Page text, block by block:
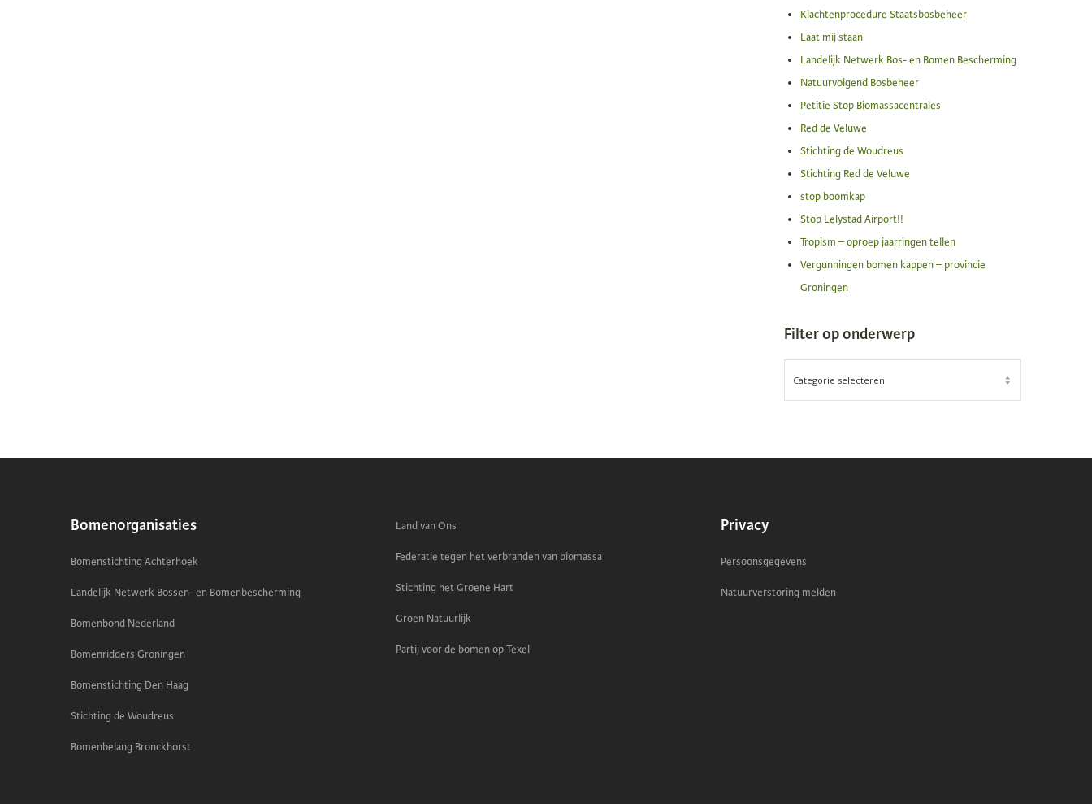
Klachtenprocedure Staatsbosbeheer
Laat mij staan
Landelijk Netwerk Bos- en Bomen Bescherming
Natuurvolgend Bosbeheer
Petitie Stop Biomassacentrales
Red de Veluwe
Stichting de Woudreus
Stichting Red de Veluwe
stop boomkap
Stop Lelystad Airport!!
Tropism – oproep jaarringen tellen
Vergunningen bomen kappen – provincie
Groningen
Filter op onderwerp
FILTER
ONDERWERP
Bomenorganisaties
Bomenstichting Achterhoek
Landelijk Netwerk Bossen- en Bomenbescherming
Bomenbond Nederland
Bomenridders Groningen
Bomenstichting Den Haag
Stichting de Woudreus
Bomenbelang Bronckhorst
Land van Ons
Federatie tegen het verbranden van biomassa
Stichting het Groene Hart
Groen Natuurlijk
Partij voor de bomen op Texel
Privacy
Persoonsgegevens
Natuurverstoring melden